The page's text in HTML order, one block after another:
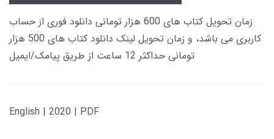
زمان تحویل کتاب های 600 هزار تومانی دانلود فوری از حساب
کاربری می باشد، و زمان تحویل لینک دانلود کتاب های 500 هزار
تومانی حداکثر 12 ساعت از طریق پیامک/ایمیل
English | 2020 | PDF